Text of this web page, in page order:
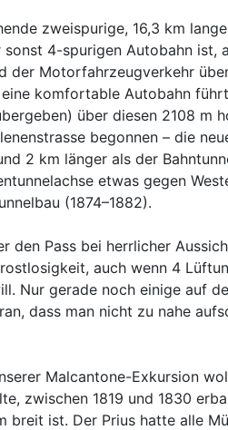
zweispurige, 16,3 km
4-spurigen Autobahn
der Motorfahrzeugverkehr
komfortable Autobahn
über diesen 2108 m
begonnen – die
2 km länger als der
etwas gegen
(1874–1882).
den Pass bei herrlicher
auch wenn 4
Nur gerade noch einige auf
dass man nicht zu nahe
Malcantone-Exkursion
zwischen 1819 und 1830
breit ist. Der Prius hatte alle